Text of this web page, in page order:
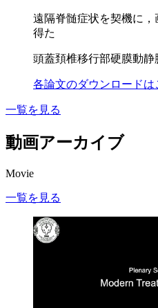
遠隔脊髄症状を契機に
得た
頭蓋頚椎移行部硬膜動
各論文のダウンロードは
一覧を見る
動画アーカイブ
Movie
一覧を見る